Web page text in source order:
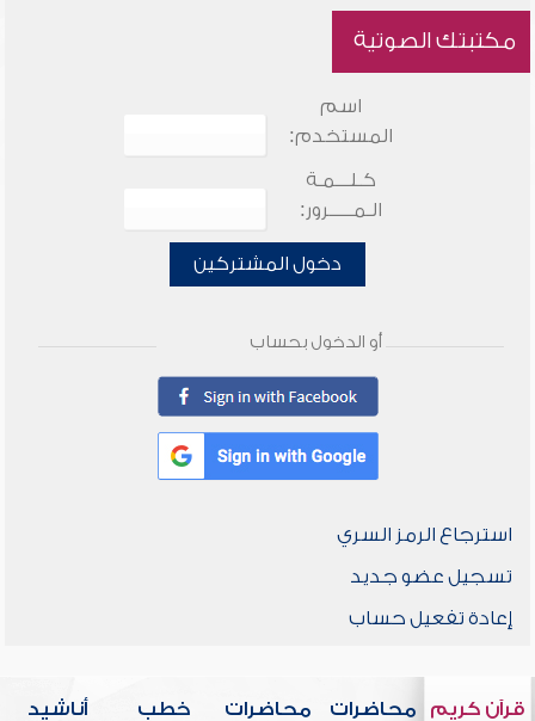
مكتبتك الصوتية
اسم
المستخدم:
كـلـــمـة
الـمـــــرور:
دخول المشتركين
أو الدخول بحساب
استرجاع الرمز السري
تسجيل عضو جديد
إعادة تفعيل حساب
قرآن كريم
محاضرات
محاضرات
خطب
أناشيد